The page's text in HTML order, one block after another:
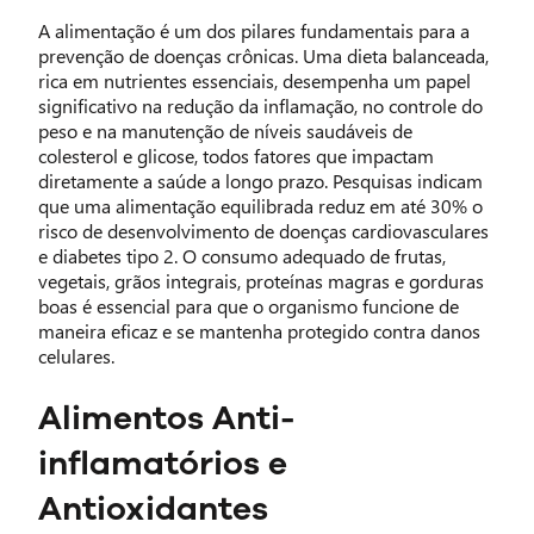
A alimentação é um dos pilares fundamentais para a
prevenção de doenças crônicas. Uma dieta balanceada,
rica em nutrientes essenciais, desempenha um papel
significativo na redução da inflamação, no controle do
peso e na manutenção de níveis saudáveis de
colesterol e glicose, todos fatores que impactam
diretamente a saúde a longo prazo. Pesquisas indicam
que uma alimentação equilibrada reduz em até 30% o
risco de desenvolvimento de doenças cardiovasculares
e diabetes tipo 2. O consumo adequado de frutas,
vegetais, grãos integrais, proteínas magras e gorduras
boas é essencial para que o organismo funcione de
maneira eficaz e se mantenha protegido contra danos
celulares.
Alimentos Anti-
inflamatórios e
Antioxidantes